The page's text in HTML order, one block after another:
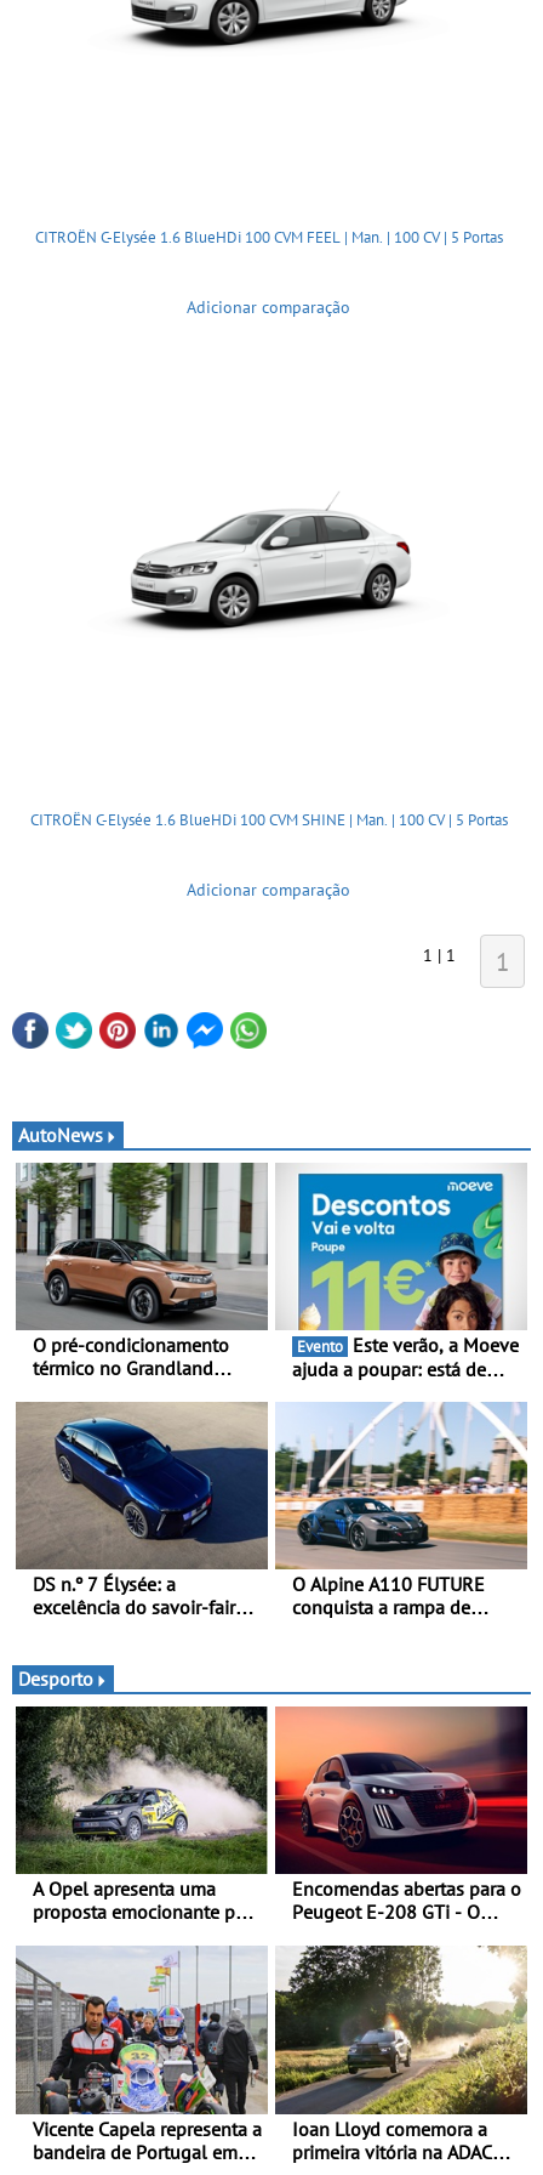
CITROËN C-Elysée 1.6 BlueHDi 100 CVM FEEL | Man. | 100 CV | 5 Portas
Adicionar comparação
CITROËN C-Elysée 1.6 BlueHDi 100 CVM SHINE | Man. | 100 CV | 5 Portas
Adicionar comparação
1 | 1 1
AutoNews
O pré-condicionamento
térmico no Grandland
Opel - Manter-se fresco
nos dias quentes de verão
Evento
ajuda a poupar: está de
Volta” com descontos de
até 11€
DS n.º 7 Élysée: a
excelência do savoir-faire
Francesa
O Alpine A110 FUTURE
conquista a rampa de
desenvolvimento do Alpine
A110 FUTURE fez a sua
estreia dinâmica, em
público
Desporto
A Opel apresenta uma
proposta emocionante para
Novo automóvel de
competição, um calendário
apelativo e uma equipa
júnior competitiva
Encomendas abertas para o
Peugeot E-208 GTi - O
com as melhores
performances da categoria
Vicente Capela representa a
bandeira de Portugal em
Ioan Lloyd comemora a
primeira vitória na ADAC